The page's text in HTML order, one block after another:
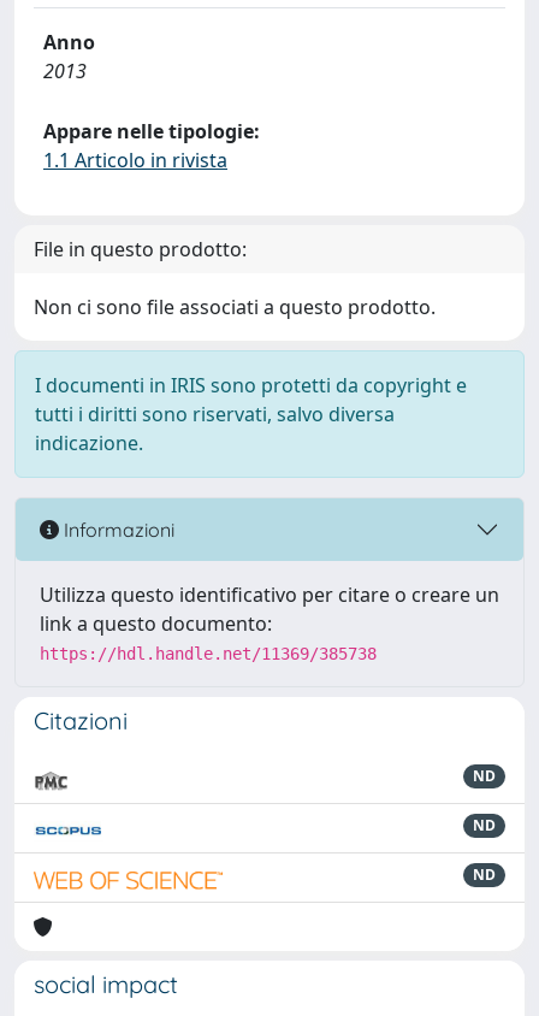
Anno
2013
Appare nelle tipologie:
1.1 Articolo in rivista
File in questo prodotto:
Non ci sono file associati a questo prodotto.
I documenti in IRIS sono protetti da copyright e
tutti i diritti sono riservati, salvo diversa
indicazione.
Informazioni
Utilizza questo identificativo per citare o creare un
link a questo documento:
https://hdl.handle.net/11369/385738
Citazioni
ND
ND
ND
social impact